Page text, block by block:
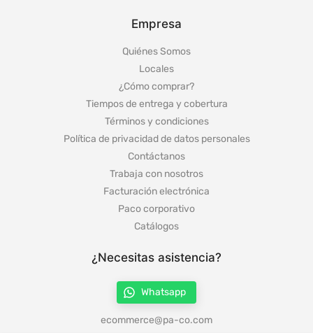
Empresa
Quiénes Somos
Locales
¿Cómo comprar?
Tiempos de entrega y cobertura
Términos y condiciones
Política de privacidad de datos personales
Contáctanos
Trabaja con nosotros
Facturación electrónica
Paco corporativo
Catálogos
¿Necesitas asistencia?
Whatsapp
ecommerce@pa-co.com